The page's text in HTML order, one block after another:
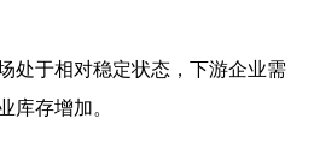
处于相对稳定状态，下游企业需
库存增加。